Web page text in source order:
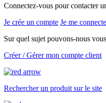
Connectez-vous pour contacter
Je crée un compte Je me connecte
Sur quel sujet pouvons-nous
Créer / Gérer mon compte client
Rechercher un produit sur le site